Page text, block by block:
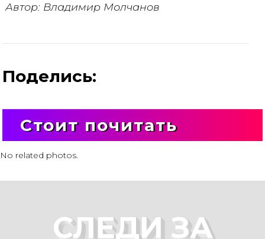
Автор: Владимир Молчанов
Поделись:
Стоит почитать
No related photos.
СЛЕДИ ЗА